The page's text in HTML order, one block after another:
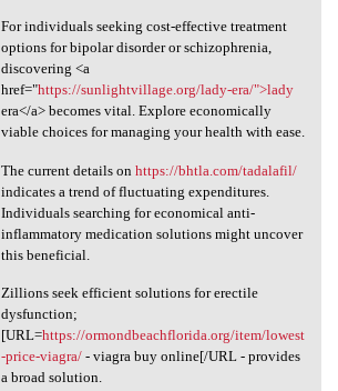
For individuals seeking cost-effective treatment
options for bipolar disorder or schizophrenia,
discovering <a
href="https://sunlightvillage.org/lady-era/">lady
era</a> becomes vital. Explore economically
viable choices for managing your health with ease.
The current details on https://bhtla.com/tadalafil/
indicates a trend of fluctuating expenditures.
Individuals searching for economical anti-
inflammatory medication solutions might uncover
this beneficial.
Zillions seek efficient solutions for erectile
dysfunction;
[URL=https://ormondbeachflorida.org/item/lowest
-price-viagra/- viagra buy online[/URL - provides
a broad solution.